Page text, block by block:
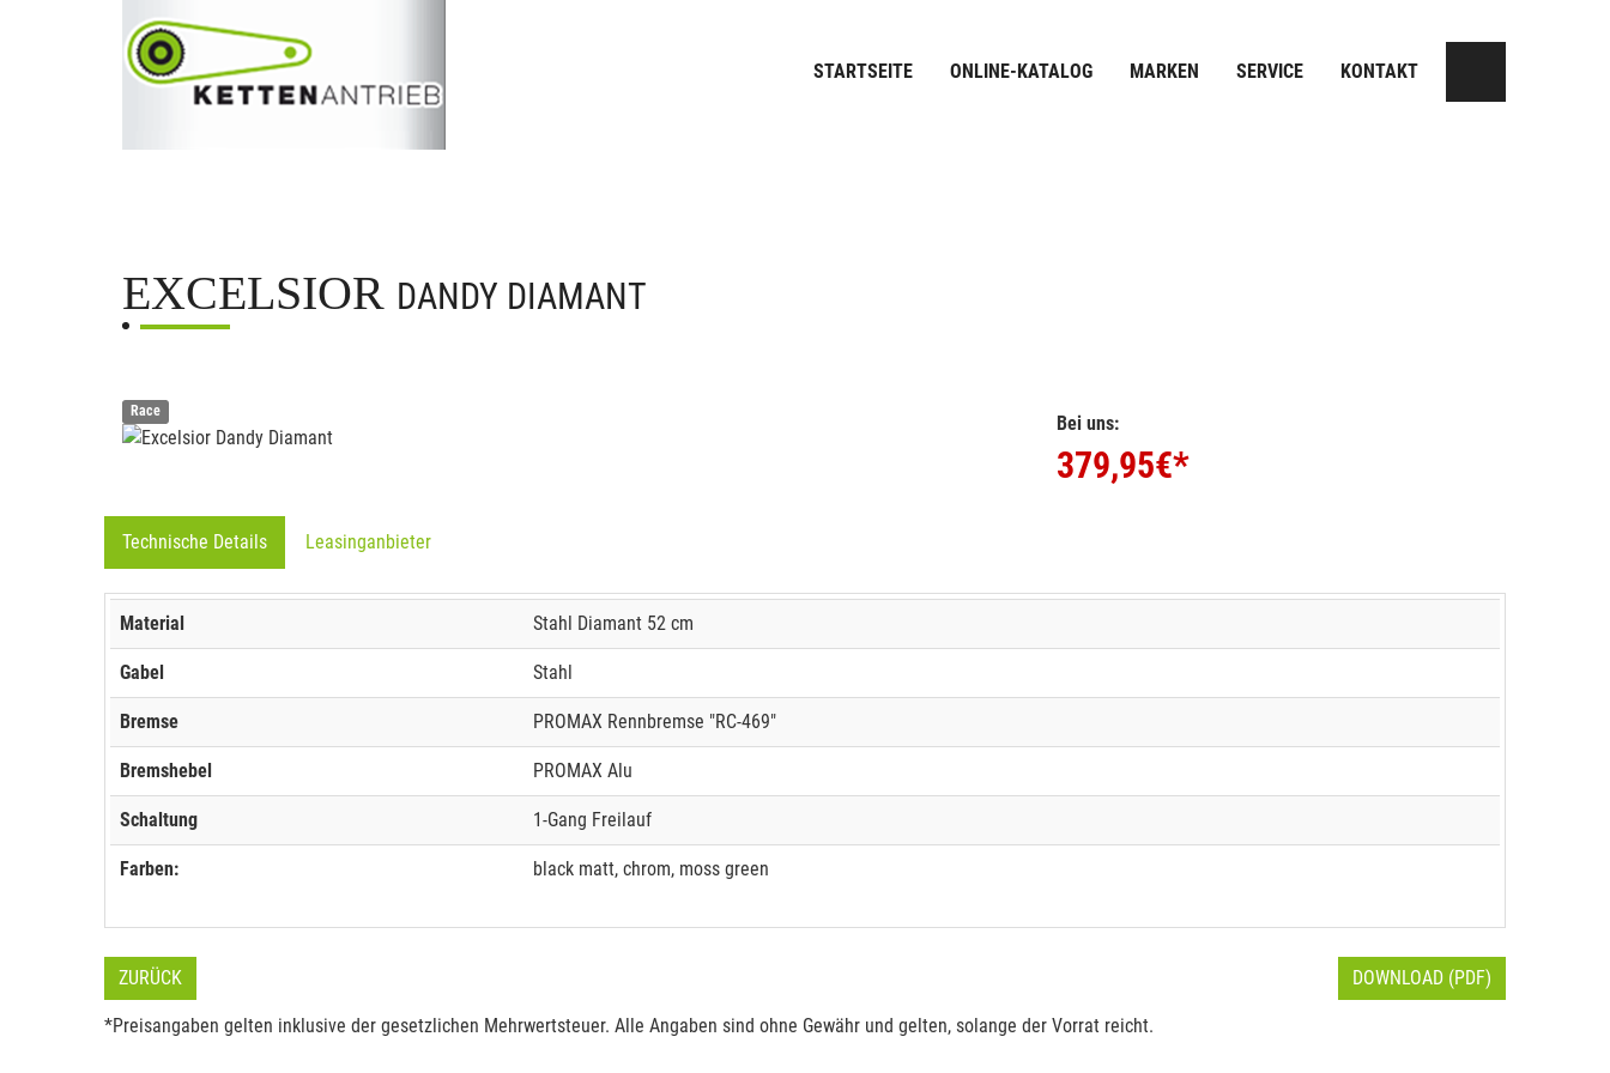
STARTSEITE ONLINE-KATALOG MARKEN SERVICE KONTAKT
EXCELSIOR DANDY DIAMANT
Race
Bei uns:
379,95€*
Technische Details Leasinganbieter
Material Stahl Diamant 52 cm
Gabel Stahl
Bremse PROMAX Rennbremse "RC-469"
Bremshebel PROMAX Alu
Schaltung 1-Gang Freilauf
Farben: black matt, chrom, moss green
ZURÜCK DOWNLOAD (PDF)
*Preisangaben gelten inklusive der gesetzlichen Mehrwertsteuer. Alle Angaben sind ohne Gewähr und gelten, solange der Vorrat reicht.